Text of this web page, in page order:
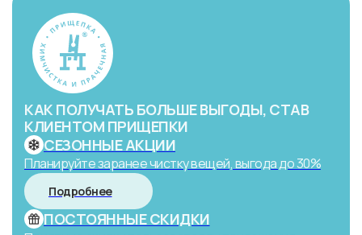
СЕЗОННЫЕ АКЦИИ
Планируйте заранее чистку вещей, выгода до 30%
Подробнее
ПОСТОЯННЫЕ СКИДКИ
КАК ПОЛУЧАТЬ БОЛЬШЕ ВЫГОДЫ, СТАВ
КЛИЕНТОМ ПРИЩЕПКИ